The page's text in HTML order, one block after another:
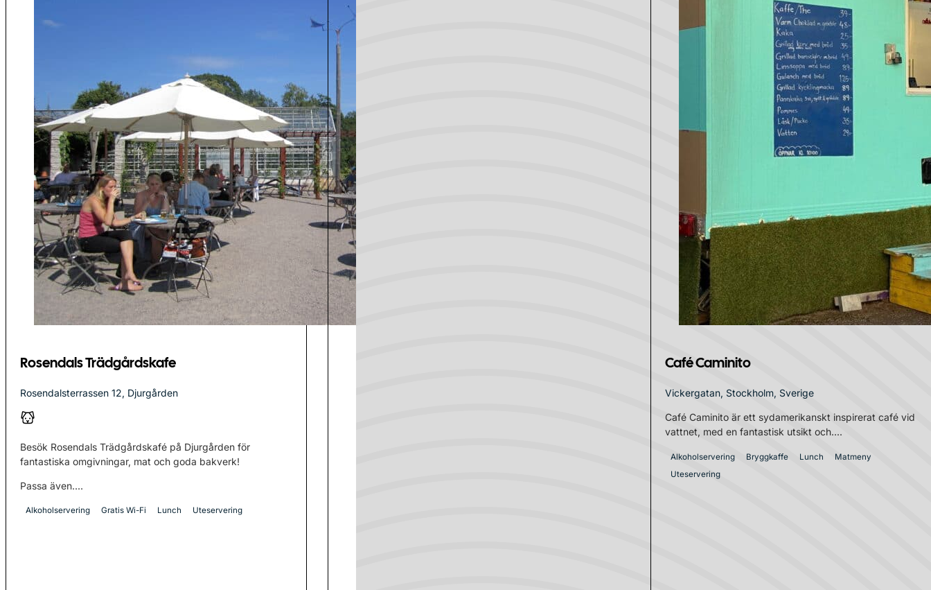
Rosendals Trädgårdskafe
Rosendalsterrassen 12, Djurgården
Besök Rosendals Trädgårdskafé på Djurgården för
fantastiska omgivningar, mat och goda bakverk!
Passa även....
Alkoholservering Gratis Wi-Fi Lunch Uteservering
Café Caminito
Vickergatan, Stockholm, Sverige
Café Caminito är ett sydamerikanskt inspirerat café vid
vattnet, med en fantastisk utsikt och....
Alkoholservering Bryggkaffe Lunch
Matmeny
Uteservering